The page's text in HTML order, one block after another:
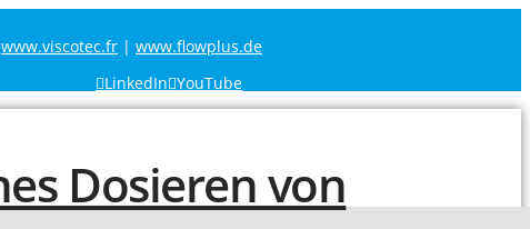
www.viscotec.fr | www.flowplus.de
LinkedIn YouTube